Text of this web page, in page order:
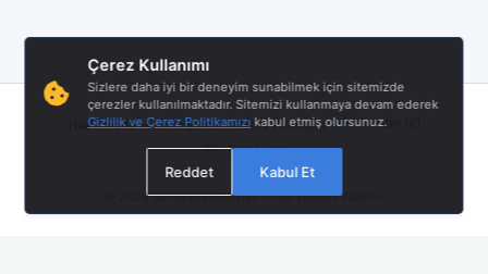
Hakkımızda|Hizmet Şartları|Gizlilik Politikası |
Twitter (X)
Bize Ulaşın
© 2026sondepremler.net- Tüm Hakları Saklıdır.
Çerez Kullanımı
Sizlere daha iyi bir deneyim sunabilmek için sitemizde
çerezler kullanılmaktadır. Sitemizi kullanmaya devam ederek
Gizlilik ve Çerez Politikamızı kabul etmiş olursunuz.
Reddet Kabul Et